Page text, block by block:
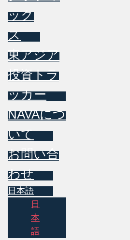
ック
ス
東アジア
投資トラ
ッカー
NAVAにつ
いて
お問い合
わせ
日本語
日
本
語